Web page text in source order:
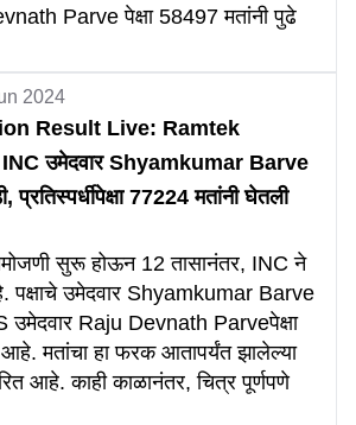
Parve पेक्षा 58497 मतांनी पुढे
2024
Result Live: Ramtek
उमेदवार Shyamkumar Barve
प्रतिस्पर्धीपेक्षा 77224 मतांनी घेतली
सुरू होऊन 12 तासानंतर, INC ने
पक्षाचे उमेदवार Shyamkumar Barve
उमेदवार Raju Devnath Parveपेक्षा
मतांचा हा फरक आतापर्यंत झालेल्या
आहे. काही काळानंतर, चित्र पूर्णपणे